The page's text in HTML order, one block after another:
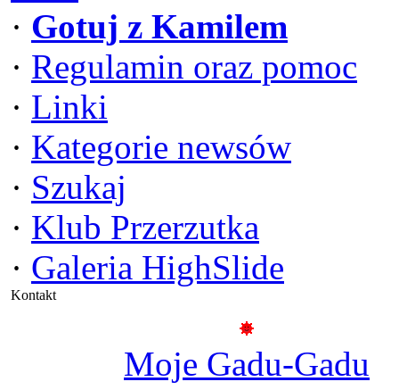
· Gotuj z Kamilem
· Regulamin oraz pomoc
· Linki
· Kategorie newsów
· Szukaj
· Klub Przerzutka
· Galeria HighSlide
Kontakt
Moje Gadu-Gadu